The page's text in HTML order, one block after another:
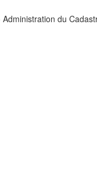
Administration du